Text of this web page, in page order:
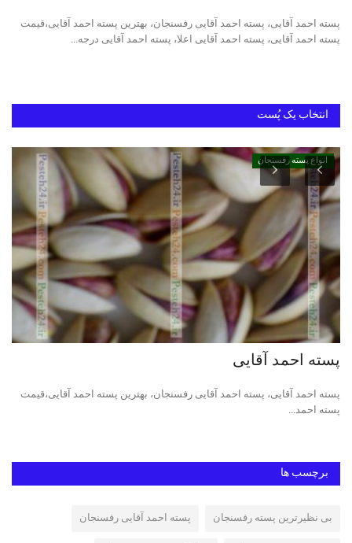
دانستنیهای پـسـتـه رفسنجان
پسته احمد آقایی، پسته احمد آقایی رفسنجان، بهترین پسته احمد آقایی،قیمت
پسته احمد آقایی، پسته احمد آقایی اعلا، پسته احمد آقایی درجه...
انتخاب یک پُست
انواع پسته رفسنجان
پسته احمد آقایی
پسته احمد آقایی، پسته احمد آقایی رفسنجان، بهترین پسته احمد آقایی،قیمت
پسته احمد...
برچسب ها
بی نظیرترین پسته رفسنجان پسته احمد آقایی رفسنجان